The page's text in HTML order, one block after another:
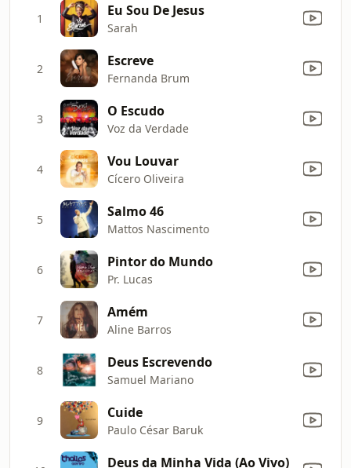
1 Eu Sou De Jesus
Sarah
2 Escreve
Fernanda Brum
3 O Escudo
Voz da Verdade
4 Vou Louvar
Cícero Oliveira
5 Salmo 46
Mattos Nascimento
6 Pintor do Mundo
Pr. Lucas
7 Amém
Aline Barros
8 Deus Escrevendo
Samuel Mariano
9 Cuide
Paulo César Baruk
Deus da Minha Vida (Ao Vivo)